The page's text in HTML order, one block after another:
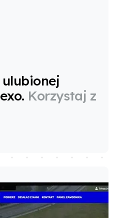
. Korzystaj z